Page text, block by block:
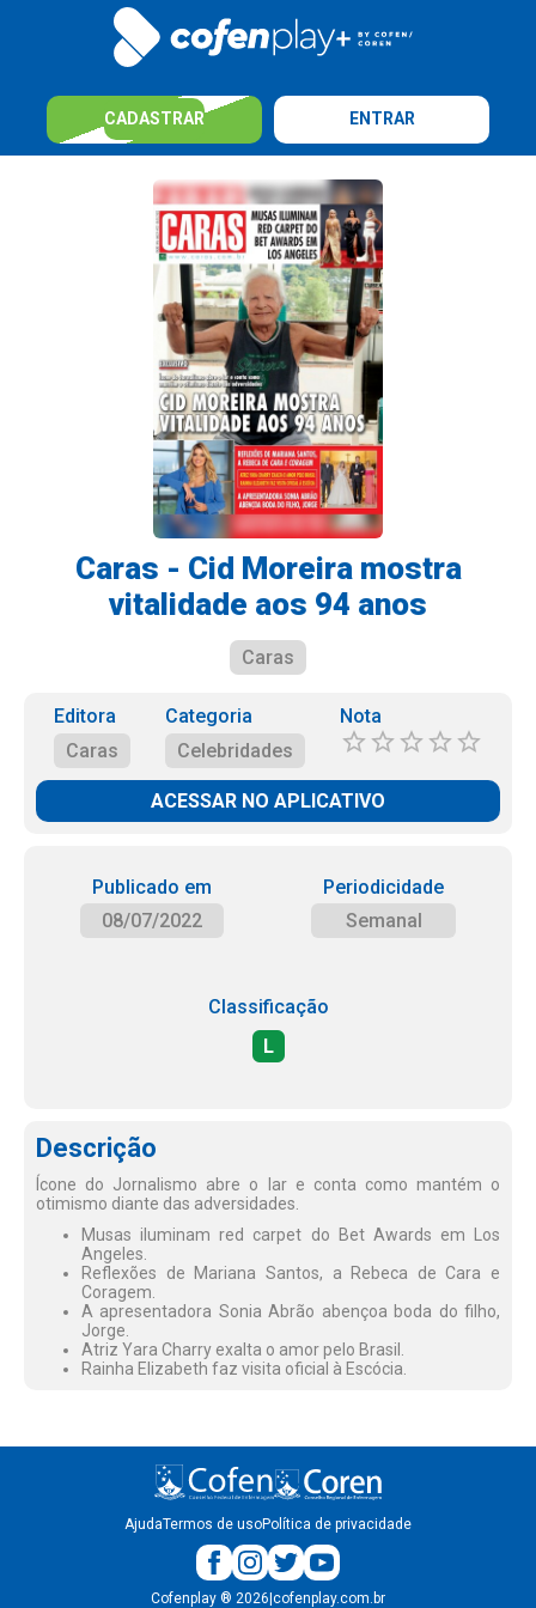
CADASTRAR ENTRAR
Caras - Cid Moreira mostra
vitalidade aos 94 anos
Caras
Editora
Caras
Categoria
Celebridades
Nota
ACESSAR NO APLICATIVO
Publicado em
08/07/2022
Periodicidade
Semanal
Classificação
L
Descrição
Ícone do Jornalismo abre o lar e conta como mantém o
otimismo diante das adversidades.
Musas iluminam red carpet do Bet Awards em Los
Angeles.
Reflexões de Mariana Santos, a Rebeca de Cara e
Coragem.
A apresentadora Sonia Abrão abençoa boda do filho,
Jorge.
Atriz Yara Charry exalta o amor pelo Brasil.
Rainha Elizabeth faz visita oficial à Escócia.
AjudaTermos de usoPolítica de privacidade
Cofenplay ® 2026 cofenplay.com.br